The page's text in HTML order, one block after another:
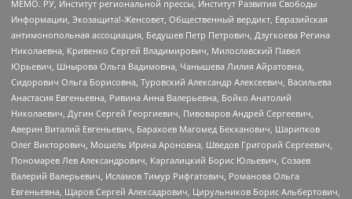
МЕМО. РУ, Институт региональной прессы, Институт Развития Свободы
Информации, Экозащита!-Женсовет, Общественный вердикт, Евразийская
антимонопольная ассоциация, Бедушев Петр Петрович, Дзугкоева Регина
Николаевна, Кривенко Сергей Владимирович, Милославский Павел
Юрьевич, Шнырова Ольга Вадимовна, Чанышева Лилия Айратовна,
Сидорович Ольга Борисовна, Туровский Александр Алексеевич, Васильева
Анастасия Евгеньевна, Ривина Анна Валерьевна, Бойко Анатолий
Николаевич, Дугин Сергей Георгиевич, Пивоваров Андрей Сергеевич,
Аверин Виталий Евгеньевич, Барахоев Магомед Бекханович, Шарипков
Олег Викторович, Мошель Ирина Ароновна, Шведов Григорий Сергеевич,
Пономарев Лев Александрович, Каргалицкий Борис Юльевич, Созаев
Валерий Валерьевич, Исламов Тимур Рифгатович, Романова Ольга
Евгеньевна, Щаров Сергей Алексадрович, Цирульников Борис Альбертович,